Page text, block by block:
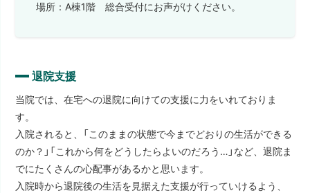
場所：A棟1階 総合受付にお声がけください。
退院支援
当院では、在宅への退院に向けての支援に力をいれておりま
す。
入院されると、「このままの状態で今までどおりの生活ができる
のか？」「これから何をどうしたらよいのだろう…」など、退院ま
でにたくさんの心配事があるかと思います。
入院時から退院後の生活を見据えた支援が行っていけるよう、